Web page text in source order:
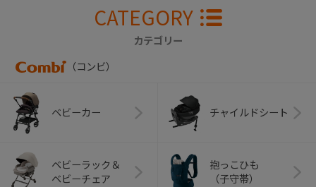
CATEGORY
カテゴリー
（コンビ）
ベビーカー チャイルドシート
ベビーラック＆
ベビーチェア
抱っこひも
（子守帯）